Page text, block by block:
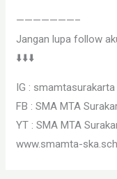
———————–
Jangan lupa follow
⬇️⬇️⬇️
IG : smamtasurakarta
FB : SMA MTA
YT : SMA MTA
www.smamta-